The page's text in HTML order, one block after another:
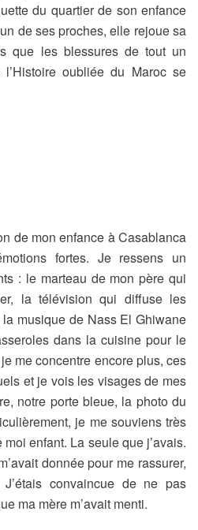
du quartier de son enfance
de ses proches, elle rejoue sa
que les blessures de tout un
oubliée du Maroc se
de mon enfance à Casablanca
fortes. Je ressens un
: le marteau de mon père qui
la télévision qui diffuse les
musique de Nass El Ghiwane
dans la cuisine pour le
me concentre encore plus, ces
et je vois les visages de mes
notre porte bleue, la photo du
je me souviens très
enfant. La seule que j’avais.
donnée pour me rassurer,
convaincue de ne pas
ma mère m’avait menti.